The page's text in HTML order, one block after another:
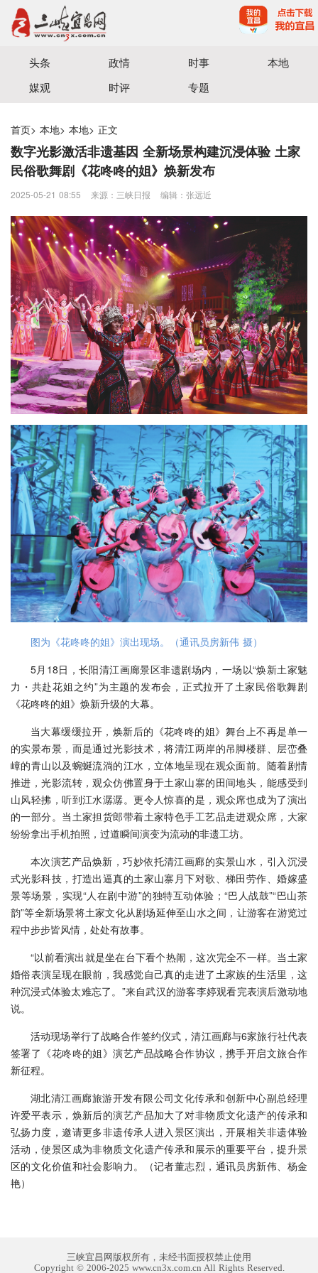
宜昌三峡融媒体中心主办
头条 政情 时事
本地
媒观
时评 专题
首页> 本地> 本地> 正文
数字光影激活非遗基因 全新场景构建沉浸体验 土家
民俗歌舞剧《花咚咚的姐》焕新发布
2025-05-21 08:55 来源：三峡日报 编辑：张远近
图为《花咚咚的姐》演出现场。（通讯员房新伟 摄）
5月18日，长阳清江画廊景区非遗剧场内，一场以“焕新土家魅
力・共赴花姐之约”为主题的发布会，正式拉开了土家民俗歌舞剧
《花咚咚的姐》焕新升级的大幕。
当大幕缓缓拉开，焕新后的《花咚咚的姐》舞台上不再是单一
的实景布景，而是通过光影技术，将清江两岸的吊脚楼群、层峦叠
嶂的青山以及蜿蜒流淌的江水，立体地呈现在观众面前。随着剧情
推进，光影流转，观众仿佛置身于土家山寨的田间地头，能感受到
山风轻拂，听到江水潺潺。更令人惊喜的是，观众席也成为了演出
的一部分。当土家担货郎带着土家特色手工艺品走进观众席，大家
纷纷拿出手机拍照，过道瞬间演变为流动的非遗工坊。
本次演艺产品焕新，巧妙依托清江画廊的实景山水，引入沉浸
式光影科技，打造出逼真的土家山寨月下对歌、梯田劳作、婚嫁盛
景等场景，实现“人在剧中游”的独特互动体验；“巴人战鼓”“巴山茶
韵”等全新场景将土家文化从剧场延伸至山水之间，让游客在游览过
程中步步皆风情，处处有故事。
“以前看演出就是坐在台下看个热闹，这次完全不一样。当土家
婚俗表演呈现在眼前，我感觉自己真的走进了土家族的生活里，这
种沉浸式体验太难忘了。”来自武汉的游客李婷观看完表演后激动地
说。
活动现场举行了战略合作签约仪式，清江画廊与6家旅行社代表
签署了《花咚咚的姐》演艺产品战略合作协议，携手开启文旅合作
新征程。
湖北清江画廊旅游开发有限公司文化传承和创新中心副总经理
许爱平表示，焕新后的演艺产品加大了对非物质文化遗产的传承和
弘扬力度，邀请更多非遗传承人进入景区演出，开展相关非遗体验
活动，使景区成为非物质文化遗产传承和展示的重要平台，提升景
区的文化价值和社会影响力。（记者董志烈，通讯员房新伟、杨金
艳）
三峡宜昌网版权所有，未经书面授权禁止使用
Copyright © 2006-2025 www.cn3x.com.cn All Rights Reserved.